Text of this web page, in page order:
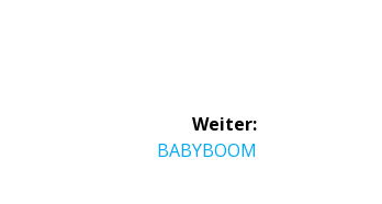
Weiter:
BABYBOOM